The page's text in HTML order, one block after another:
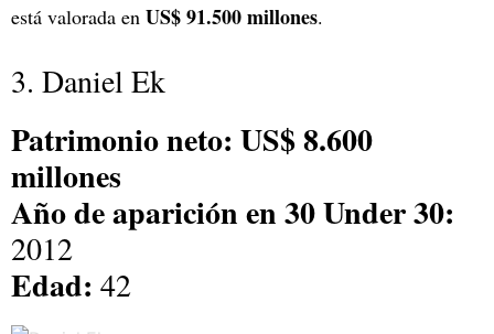
está valorada en US$ 91.500 millones.
3. Daniel Ek
Patrimonio neto: US$ 8.600
millones
Año de aparición en 30 Under 30:
2012
Edad: 42